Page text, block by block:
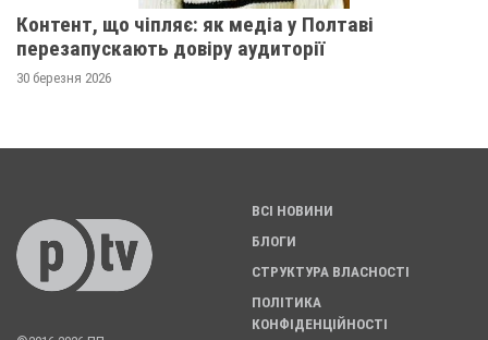
Контент, що чіпляє: як медіа у Полтаві
перезапускають довіру аудиторії
30 березня 2026
ВСІ НОВИНИ
БЛОГИ
СТРУКТУРА ВЛАСНОСТІ
ПОЛІТИКА
КОНФІДЕНЦІЙНОСТІ